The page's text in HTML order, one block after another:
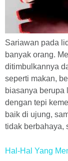
Sariawan pada
banyak orang.
ditimbulkannya
seperti makan,
biasanya berupa
dengan tepi
baik di ujung,
tidak berbahaya,
Hal-Hal Yang